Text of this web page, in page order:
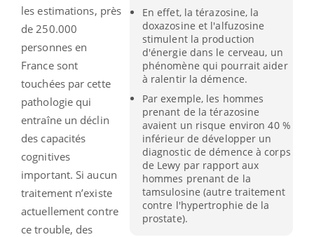
En effet, la térazosine, la
doxazosine et l'alfuzosine
stimulent la production
d'énergie dans le cerveau, un
phénomène qui pourrait aider
à ralentir la démence.
Par exemple, les hommes
prenant de la térazosine
avaient un risque environ 40 %
inférieur de développer un
diagnostic de démence à corps
de Lewy par rapport aux
hommes prenant de la
tamsulosine (autre traitement
contre l'hypertrophie de la
prostate).
les estimations, près
de 250.000
personnes en
France sont
touchées par cette
pathologie qui
entraîne un déclin
des capacités
cognitives
important. Si aucun
traitement n’existe
actuellement contre
ce trouble, des